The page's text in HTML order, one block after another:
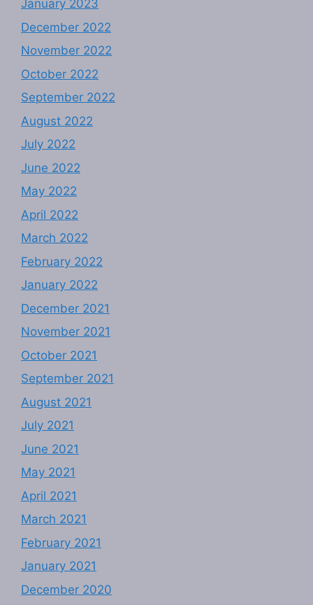
January 2023
December 2022
November 2022
October 2022
September 2022
August 2022
July 2022
June 2022
May 2022
April 2022
March 2022
February 2022
January 2022
December 2021
November 2021
October 2021
September 2021
August 2021
July 2021
June 2021
May 2021
April 2021
March 2021
February 2021
January 2021
December 2020